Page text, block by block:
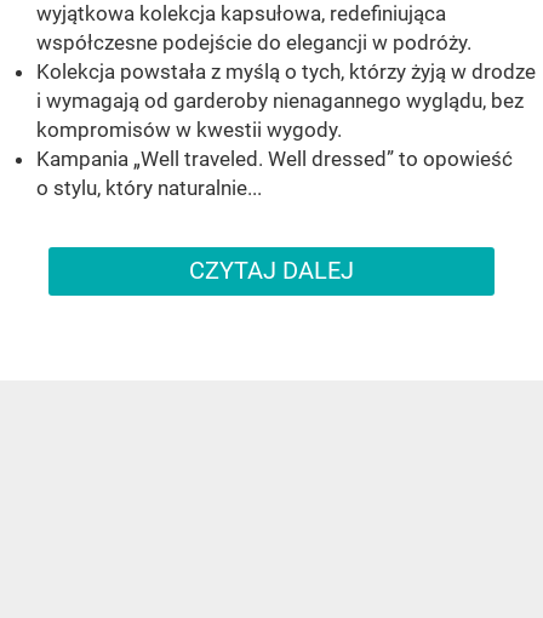
wyjątkowa kolekcja kapsułowa, redefiniująca
współczesne podejście do elegancji w podróży.
Kolekcja powstała z myślą o tych, którzy żyją w drodze
i wymagają od garderoby nienagannego wyglądu, bez
kompromisów w kwestii wygody.
Kampania „Well traveled. Well dressed” to opowieść
o stylu, który naturalnie...
CZYTAJ DALEJ